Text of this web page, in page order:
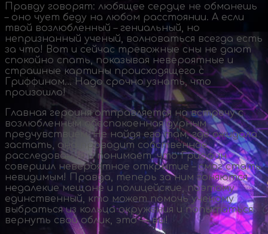
Правду говорят: любящее сердце не обманешь
– оно чует беду на любом расстоянии. А если
твой возлюбленный – гениальный, но
непризнанный ученый, волноваться всегда есть
за что! Вот и сейчас тревожные сны не дают
спокойно спать, показывая невероятные и
страшные картины происходящего с
Гриффином… Надо срочно узнать, что
произошло!
Главная героиня отправляется на встречу с
возлюбленным обеспокоенная дурным
предчувствием. Не найдя его там, где ожидала
застать, она проводит собственное
расследование и понимает, что Гриффин
совершил невероятное открытие – смог стать
невидимым! Правда, теперь за ним гоняются
недалекие мещане и полицейские, поэтому
единственный, кто может помочь ученому
выбраться из кольца окружения и попытаться
вернуть свой облик, это — вы!